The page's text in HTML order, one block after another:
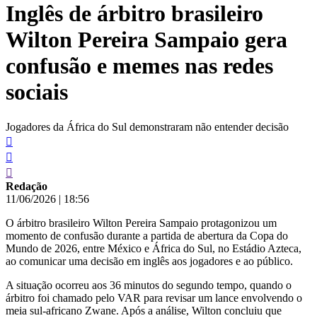
conteúdo
Inglês de árbitro brasileiro
Wilton Pereira Sampaio gera
confusão e memes nas redes
sociais
Jogadores da África do Sul demonstraram não entender decisão
Redação
11/06/2026 | 18:56
O árbitro brasileiro Wilton Pereira Sampaio protagonizou um
momento de confusão durante a partida de abertura da Copa do
Mundo de 2026, entre México e África do Sul, no Estádio Azteca,
ao comunicar uma decisão em inglês aos jogadores e ao público.
A situação ocorreu aos 36 minutos do segundo tempo, quando o
árbitro foi chamado pelo VAR para revisar um lance envolvendo o
meia sul-africano Zwane. Após a análise, Wilton concluiu que